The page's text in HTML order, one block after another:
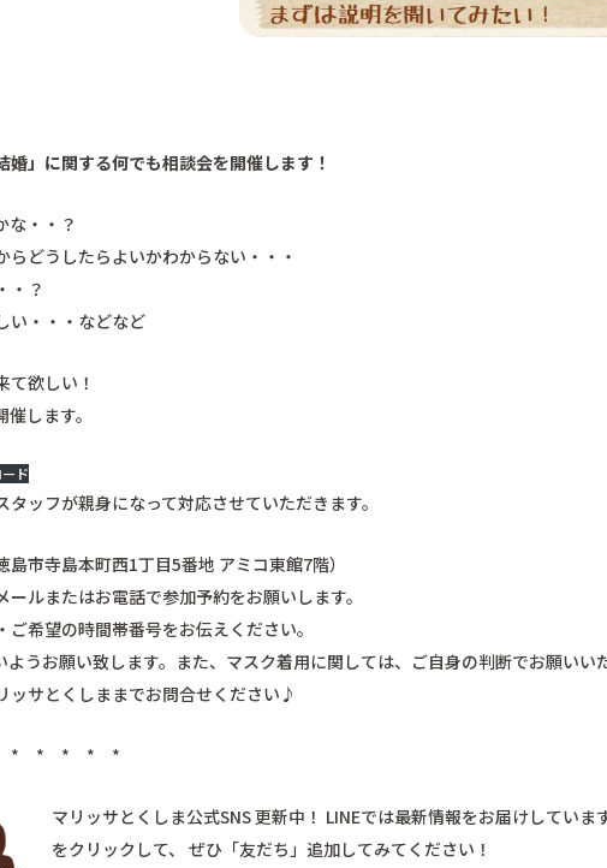
」に関する何でも相談会を開催します！
な・・？
どうしたらよいかわからない・・・
・？
い・・・などなど
て欲しい！
します。
ド
ッフが親身になって対応させていただきます。
市寺島本町西1丁目5番地 アミコ東館7階）
ルまたはお電話で参加予約をお願いします。
希望の時間帯番号をお伝えください。
うお願い致します。また、マスク着用に関しては、ご自身の判断でお願いいた
サとくしままでお問合せください♪
* * * *
マリッサとくしま公式SNS 更新中！ LINEでは最新情報をお届けしていま
をクリックして、 ぜひ「友だち」追加してみてください！